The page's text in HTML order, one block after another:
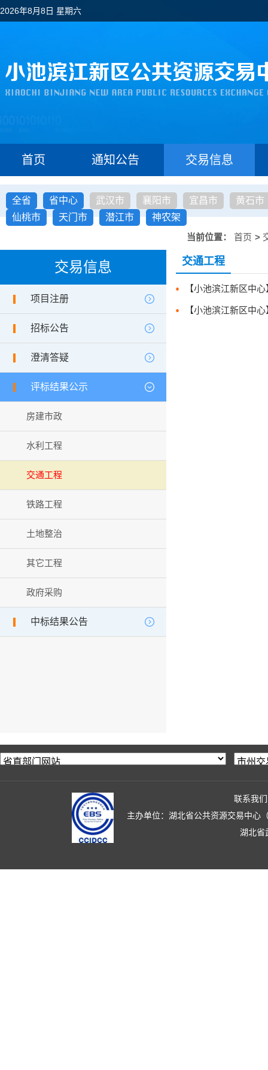
2026年8月8日 星期六
首页 通知公告 交易信息
全省 省中心 武汉市 襄阳市 宜昌市
黄石市
仙桃市
天门市 潜江市
神农架
当前位置： 首页 >
交易信息
项目注册
招标公告
澄清答疑
评标结果公示
房建市政
水利工程
交通工程
铁路工程
土地整治
其它工程
政府采购
中标结果公告
交通工程
联系我们
主办单位：湖北省公共资源交易中心
湖北省